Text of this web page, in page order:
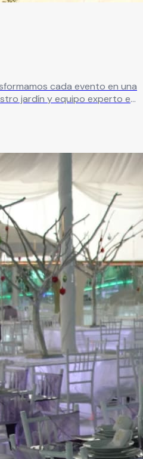
cada evento en una
jardín y equipo experto en
para sorprender a tus